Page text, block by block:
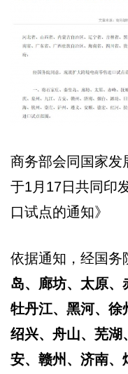
商务部会同国家发
于1月17日共同印
口试点的通知》
依据通知，经国务
岛、廊坊、太原、
牡丹江、黑河、徐
绍兴、舟山、芜湖
安、赣州、济南、